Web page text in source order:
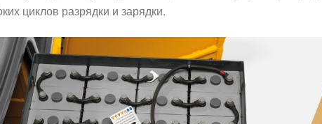
циклов разрядки и зарядки.